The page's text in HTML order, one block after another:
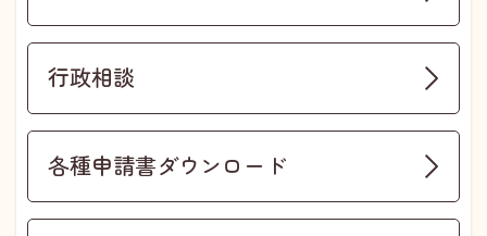
行政相談
各種申請書ダウンロード